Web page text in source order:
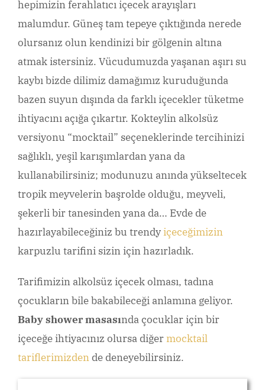
hepimizin ferahlatıcı içecek arayışları
malumdur. Güneş tam tepeye çıktığında nerede
olursanız olun kendinizi bir gölgenin altına
atmak istersiniz. Vücudumuzda yaşanan aşırı su
kaybı bizde dilimiz damağımız kuruduğunda
bazen suyun dışında da farklı içecekler tüketme
ihtiyacını açığa çıkartır. Kokteylin alkolsüz
versiyonu “mocktail” seçeneklerinde tercihinizi
sağlıklı, yeşil karışımlardan yana da
kullanabilirsiniz; modunuzu anında yükseltecek
tropik meyvelerin başrolde olduğu, meyveli,
şekerli bir tanesinden yana da… Evde de
hazırlayabileceğiniz bu trendyiçeceğimizin
karpuzlu tarifini sizin için hazırladık.
Tarifimizin alkolsüz içecek olması, tadına
çocukların bile bakabileceği anlamına geliyor.
Baby shower masasındaçocuklar için bir
içeceğe ihtiyacınız olursa diğermocktail
tariflerimizdende deneyebilirsiniz.